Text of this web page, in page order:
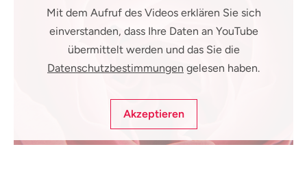
Mit dem Aufruf des Videos erklären Sie sich
einverstanden, dass Ihre Daten an YouTube
übermittelt werden und das Sie die
Datenschutzbestimmungen gelesen haben.
Akzeptieren